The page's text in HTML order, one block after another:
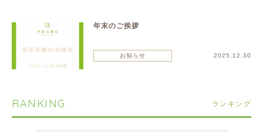
年末のご挨拶
お知らせ 2025.12.30
RANKING ランキング